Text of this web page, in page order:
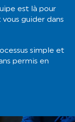
est là pour
guider dans
simple et
permis en